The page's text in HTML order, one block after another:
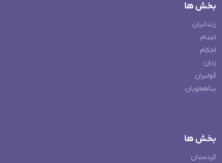
بخش ها
زندانیان
اعدام
احکام
زنان
کولبران
پناهجویان
بخش ها
کردستان